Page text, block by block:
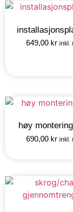
649,00 kr inkl.
høy
690,00 kr inkl.